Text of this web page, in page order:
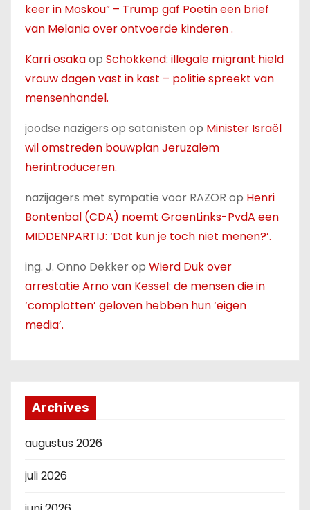
keer in Moskou” – Trump gaf Poetin een brief
van Melania over ontvoerde kinderen .
Karri osakaop Schokkend: illegale migrant hield
vrouw dagen vast in kast – politie spreekt van
mensenhandel.
joodse nazigers op satanisten op Minister Israël
wil omstreden bouwplan Jeruzalem
herintroduceren.
nazijagers met sympatie voor RAZOR op Henri
Bontenbal (CDA) noemt GroenLinks-PvdA een
MIDDENPARTIJ: ‘Dat kun je toch niet menen?’.
ing. J. Onno Dekkerop Wierd Duk over
arrestatie Arno van Kessel: de mensen die in
‘complotten’ geloven hebben hun ‘eigen
media’.
Archives
augustus 2026
juli 2026